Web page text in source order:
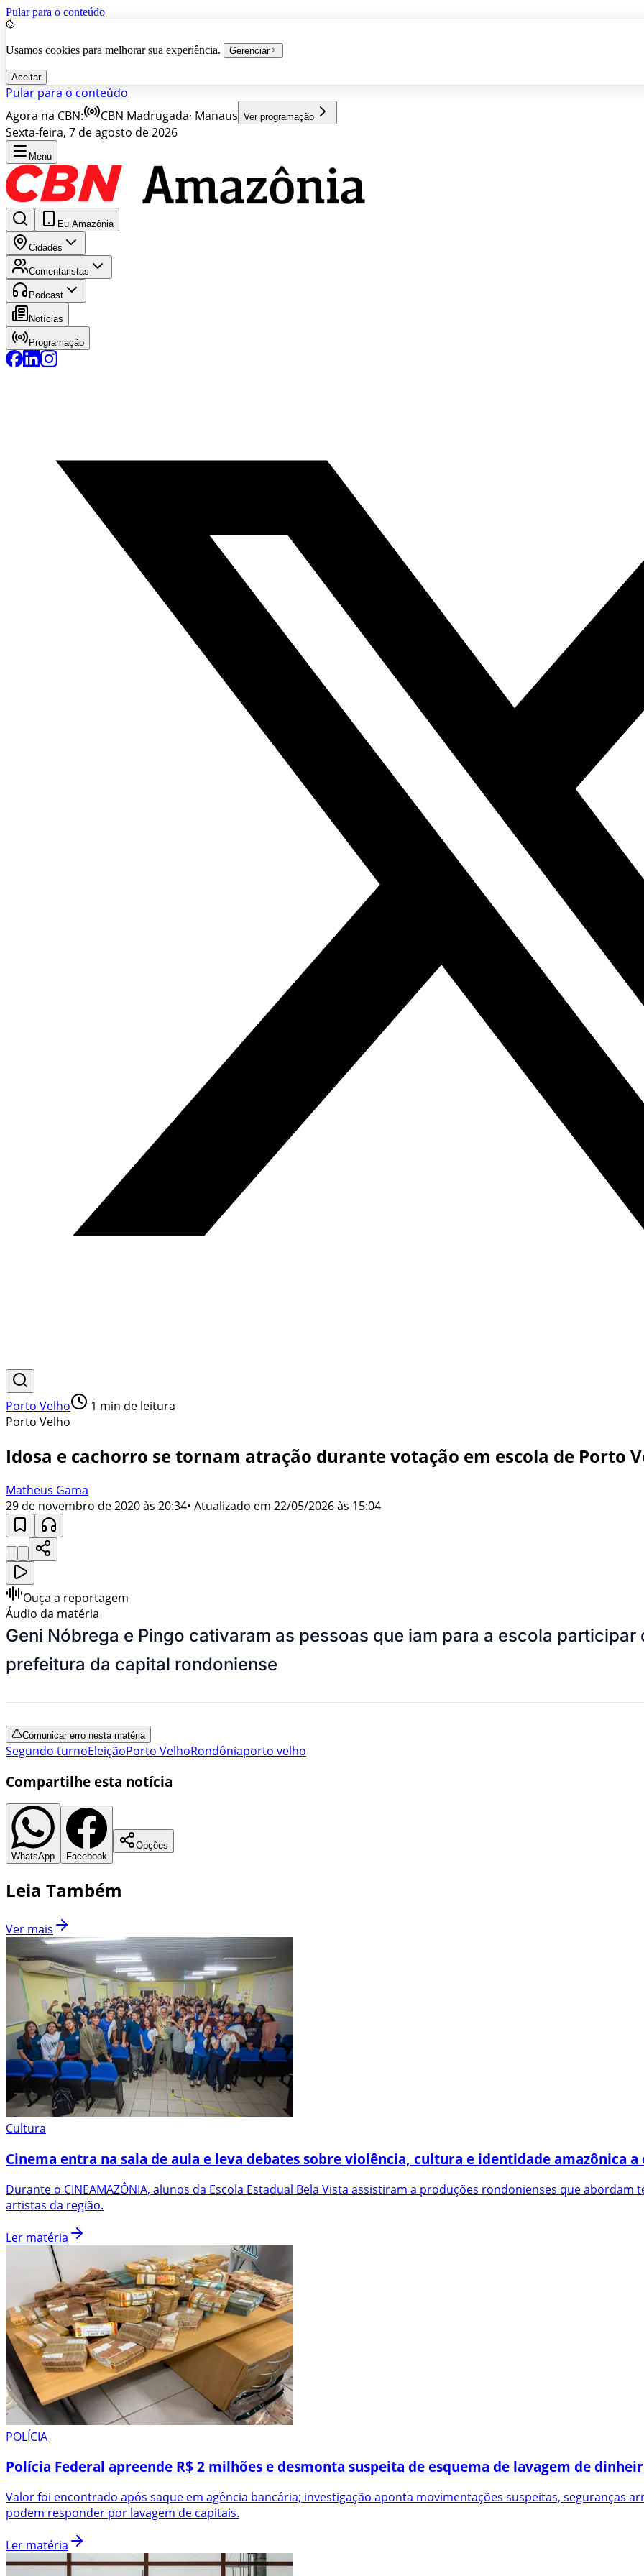
Pular para o conteúdo
Usamos cookies para melhorar sua experiência. Gerenciar
Aceitar
Pular para o conteúdo
Agora na CBN:
CBN Madrugada· Manaus Ver programação
Sexta-feira, 7 de agosto de 2026
Menu
Eu Amazônia
Cidades
Comentaristas
Podcast
Notícias
Programação
Porto Velho 1 min de leitura
Porto Velho
Idosa e cachorro se tornam atração durante votação em escola de Porto
Matheus Gama
29 de novembro de 2020 às 20:34• Atualizado em 22/05/2026 às 15:04
Ouça a reportagem
Áudio da matéria
Geni Nóbrega e Pingo cativaram as pessoas que iam para a escola
prefeitura da capital rondoniense
Comunicar erro nesta matéria
Segundo turnoEleiçãoPorto VelhoRondôniaporto velho
Compartilhe esta notícia
WhatsApp Facebook
Opções
Leia Também
Ver mais
Cultura
Cinema entra na sala de aula e leva debates sobre violência, cultura e identidade amazônica
Durante o CINEAMAZÔNIA, alunos da Escola Estadual Bela Vista assistiram a produções rondonienses que
artistas da região.
Ler matéria
POLÍCIA
Polícia Federal apreende R$ 2 milhões e desmonta suspeita de esquema de lavagem de
Valor foi encontrado após saque em agência bancária; investigação aponta movimentações suspeitas, seguranças
podem responder por lavagem de capitais.
Ler matéria